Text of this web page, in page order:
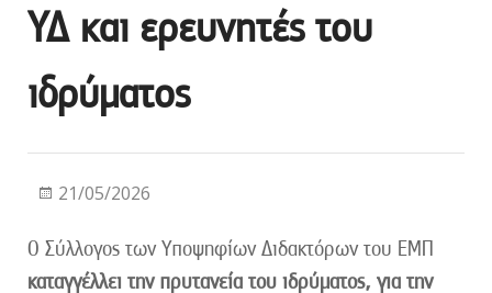
ΥΔ και ερευνητές του
ιδρύματος
21/05/2026
Ο Σύλλογος των Υποψηφίων Διδακτόρων του ΕΜΠ
καταγγέλλει την πρυτανεία του ιδρύματος, για την